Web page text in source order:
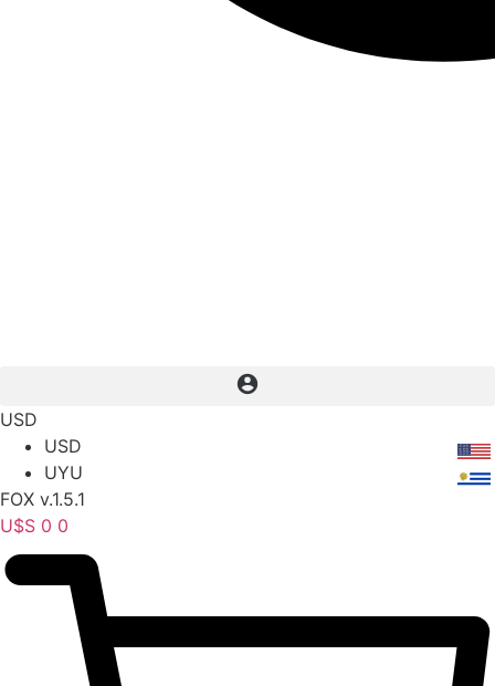
USD
USD
UYU
FOX v.1.5.1
U$S 0 0